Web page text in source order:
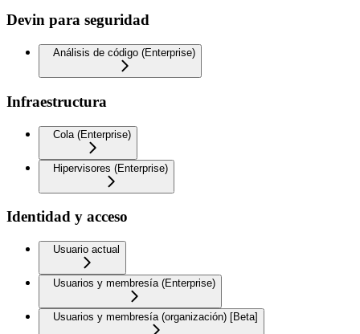
Devin para seguridad
Análisis de código (Enterprise)
Infraestructura
Cola (Enterprise)
Hipervisores (Enterprise)
Identidad y acceso
Usuario actual
Usuarios y membresía (Enterprise)
Usuarios y membresía (organización) [Beta]